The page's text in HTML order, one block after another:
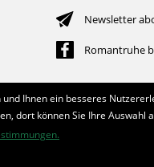
Newsletter
Romantruhe
Ihnen ein besseres
dort können Sie Ihre Auswahl